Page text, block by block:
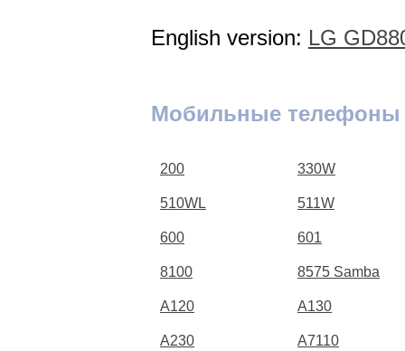
English version: LG
Мобильные телефоны
200 330W
510WL 511W
600 601
8100 8575 Samba
A120 A130
A230 A7110